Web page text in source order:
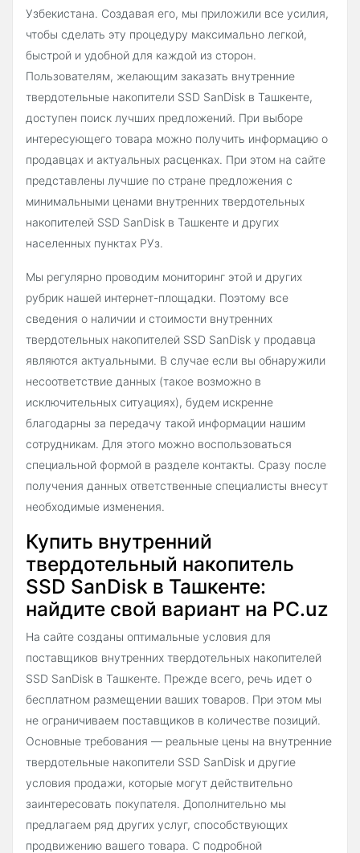
Узбекистана. Создавая его, мы приложили все усилия,
чтобы сделать эту процедуру максимально легкой,
быстрой и удобной для каждой из сторон.
Пользователям, желающим заказать внутренние
твердотельные накопители SSD SanDisk в Ташкенте,
доступен поиск лучших предложений. При выборе
интересующего товара можно получить информацию о
продавцах и актуальных расценках. При этом на сайте
представлены лучшие по стране предложения с
минимальными ценами внутренних твердотельных
накопителей SSD SanDisk в Ташкенте и других
населенных пунктах РУз.
Мы регулярно проводим мониторинг этой и других
рубрик нашей интернет-площадки. Поэтому все
сведения о наличии и стоимости внутренних
твердотельных накопителей SSD SanDisk у продавца
являются актуальными. В случае если вы обнаружили
несоответствие данных (такое возможно в
исключительных ситуациях), будем искренне
благодарны за передачу такой информации нашим
сотрудникам. Для этого можно воспользоваться
специальной формой в разделе контакты. Сразу после
получения данных ответственные специалисты внесут
необходимые изменения.
Купить внутренний
твердотельный накопитель
SSD SanDisk в Ташкенте:
найдите свой вариант на PC.uz
На сайте созданы оптимальные условия для
поставщиков внутренних твердотельных накопителей
SSD SanDisk в Ташкенте. Прежде всего, речь идет о
бесплатном размещении ваших товаров. При этом мы
не ограничиваем поставщиков в количестве позиций.
Основные требования — реальные цены на внутренние
твердотельные накопители SSD SanDisk и другие
условия продажи, которые могут действительно
заинтересовать покупателя. Дополнительно мы
предлагаем ряд других услуг, способствующих
продвижению вашего товара. С подробной